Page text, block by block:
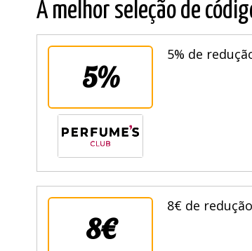
A melhor seleção de
5%
5% de
8€
8€ de